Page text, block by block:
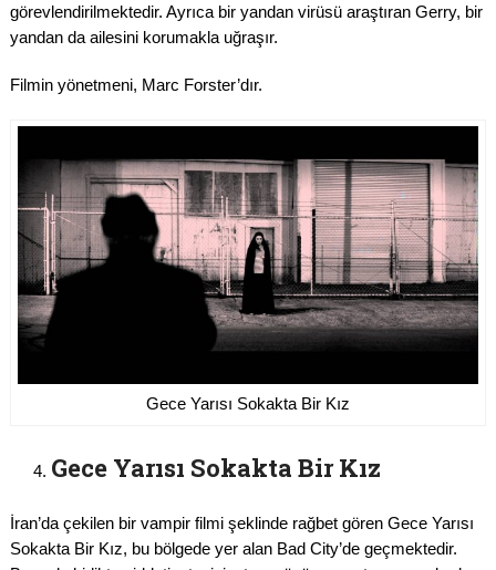
görevlendirilmektedir. Ayrıca bir yandan virüsü araştıran Gerry, bir
yandan da ailesini korumakla uğraşır.
Filmin yönetmeni, Marc Forster’dır.
Gece Yarısı Sokakta Bir Kız
Gece Yarısı Sokakta Bir Kız
İran’da çekilen bir vampir filmi şeklinde rağbet gören Gece Yarısı
Sokakta Bir Kız, bu bölgede yer alan Bad City’de geçmektedir.